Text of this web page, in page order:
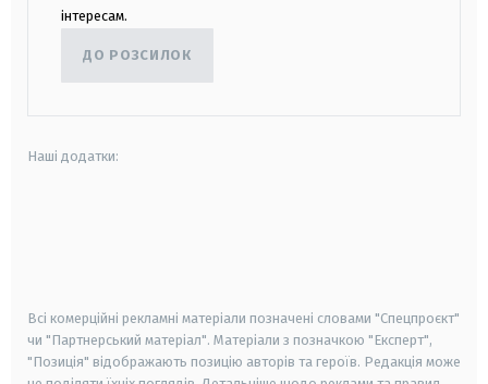
інтересам.
ДО РОЗСИЛОК
Наші додатки:
Всі комерційні рекламні матеріали позначені словами "Спецпроєкт"
чи "Партнерський матеріал". Матеріали з позначкою "Експерт",
"Позиція" відображають позицію авторів та героїв. Редакція може